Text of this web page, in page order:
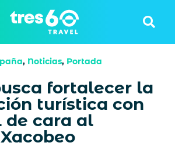
, Noticias, Portada
fortalecer la
turística con
de cara al